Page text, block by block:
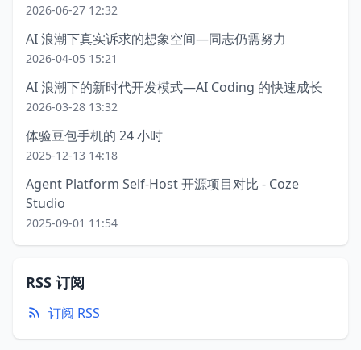
2026-06-27 12:32
AI 浪潮下真实诉求的想象空间—同志仍需努力
2026-04-05 15:21
AI 浪潮下的新时代开发模式—AI Coding 的快速成长
2026-03-28 13:32
体验豆包手机的 24 小时
2025-12-13 14:18
Agent Platform Self-Host 开源项目对比 - Coze
Studio
2025-09-01 11:54
RSS 订阅
订阅 RSS